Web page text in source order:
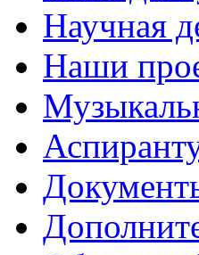
Научная
Наши